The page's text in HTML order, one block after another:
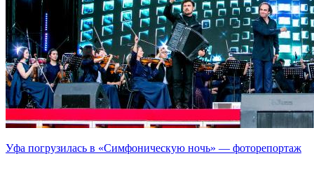
Уфа погрузилась в «Симфоническую ночь» — фоторепортаж